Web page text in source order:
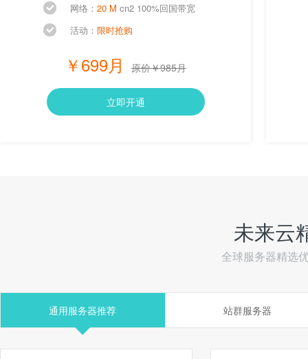
网络： 20 M cn2 100%回国带宽
活动： 限时抢购
￥699月 原价￥985月
立即开通
未来云
全球服务器精选
通用服务器推荐 站群服务器